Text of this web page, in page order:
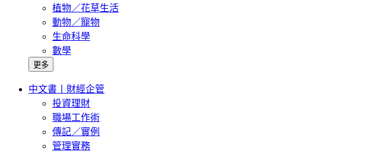
植物／花草生活
動物／寵物
生命科學
數學
更多
中文書丨財經企管
投資理財
職場工作術
傳記／實例
管理實務